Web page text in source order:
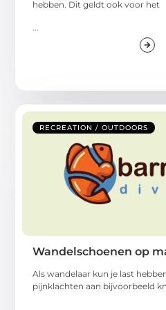
hebben. Dit geldt ook voor het
RECREATION / OUTDOORS
Wandelschoenen op
Als wandelaar kun je last
pijnklachten aan bijvoorbeeld